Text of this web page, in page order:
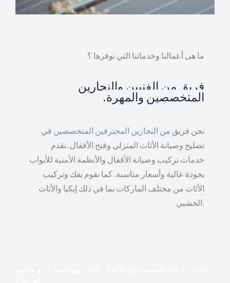
ما هى أعمالنا وخدماتنا التي نوفرها ؟
فريق من الفنيين والنجارين
المتخصصين والمهرة.
نحن فريق من النجارين المحترفين المتخصصين في
تصليح وصيانة الأثاث المنزلي وفتح الأقفال. نقدم
خدمات تركيب وصيانة الأقفال والأنظمة الأمنية للأبواب
بجودة عالية وأسعار مناسبة. كما نقوم بفك وتركيب
الأثاث من مختلف الماركات بما في ذلك إيكيا والأثاث
الخشبي.